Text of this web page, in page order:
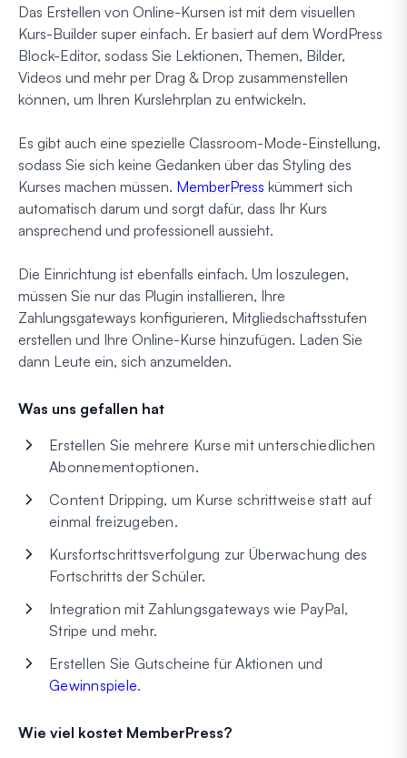
Das Erstellen von Online-Kursen ist mit dem visuellen
Kurs-Builder super einfach. Er basiert auf dem WordPress
Block-Editor, sodass Sie Lektionen, Themen, Bilder,
Videos und mehr per Drag & Drop zusammenstellen
können, um Ihren Kurslehrplan zu entwickeln.
Es gibt auch eine spezielle Classroom-Mode-Einstellung,
sodass Sie sich keine Gedanken über das Styling des
Kurses machen müssen. MemberPress kümmert sich
automatisch darum und sorgt dafür, dass Ihr Kurs
ansprechend und professionell aussieht.
Die Einrichtung ist ebenfalls einfach. Um loszulegen,
müssen Sie nur das Plugin installieren, Ihre
Zahlungsgateways konfigurieren, Mitgliedschaftsstufen
erstellen und Ihre Online-Kurse hinzufügen. Laden Sie
dann Leute ein, sich anzumelden.
Was uns gefallen hat
Erstellen Sie mehrere Kurse mit unterschiedlichen
Abonnementoptionen.
Content Dripping, um Kurse schrittweise statt auf
einmal freizugeben.
Kursfortschrittsverfolgung zur Überwachung des
Fortschritts der Schüler.
Integration mit Zahlungsgateways wie PayPal,
Stripe und mehr.
Erstellen Sie Gutscheine für Aktionen und
Gewinnspiele.
Wie viel kostet MemberPress?